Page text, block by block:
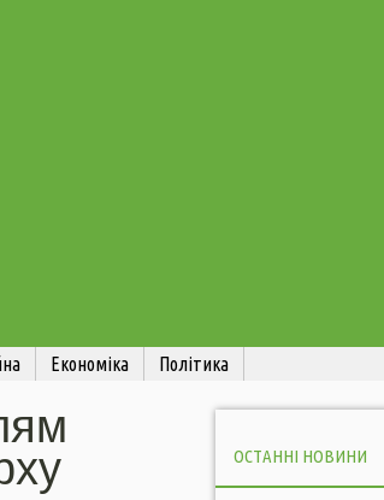
Економіка Політика
ОСТАННІ НОВИНИ